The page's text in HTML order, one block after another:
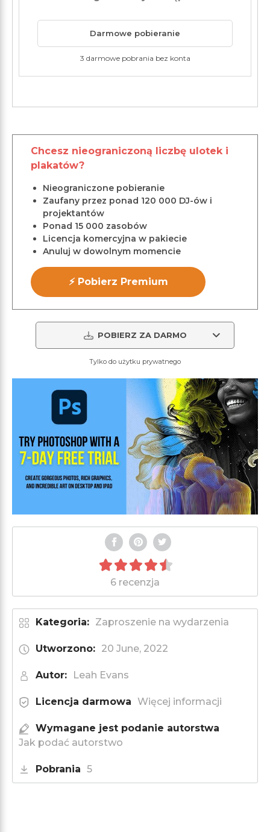
Darmowe pobieranie
3 darmowe pobrania bez konta
Chcesz nieograniczoną liczbę ulotek i
plakatów?
Nieograniczone pobieranie
Zaufany przez ponad 120 000 DJ-ów i
projektantów
Ponad 15 000 zasobów
Licencja komercyjna w pakiecie
Anuluj w dowolnym momencie
⚡ Pobierz Premium
POBIERZ ZA DARMO
Tylko do użytku prywatnego
6 recenzja
Kategoria: Zaproszenie na wydarzenia
Utworzono: 20 June, 2022
Autor: Leah Evans
Licencja darmowa Więcej informacji
Wymagane jest podanie autorstwa
Jak podać autorstwo
Pobrania 5